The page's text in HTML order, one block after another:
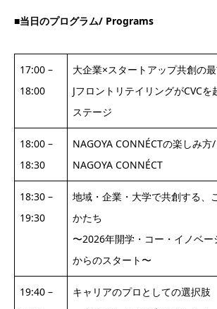
■当日のプログラム/ Programs
17:00 –
18:00
大企業×スタートアップ共創の
JフロントリテイリングがCVC
ステージ
18:00 –
18:30
NAGOYA CONNÉCTの楽しみ
NAGOYA CONNÉCT
18:30 –
19:30
地域・企業・大学で共創する、
かたち
〜2026年開学・コー・イノベ
からのスタート〜
19:40 –
キャリアのプロとしての選択肢